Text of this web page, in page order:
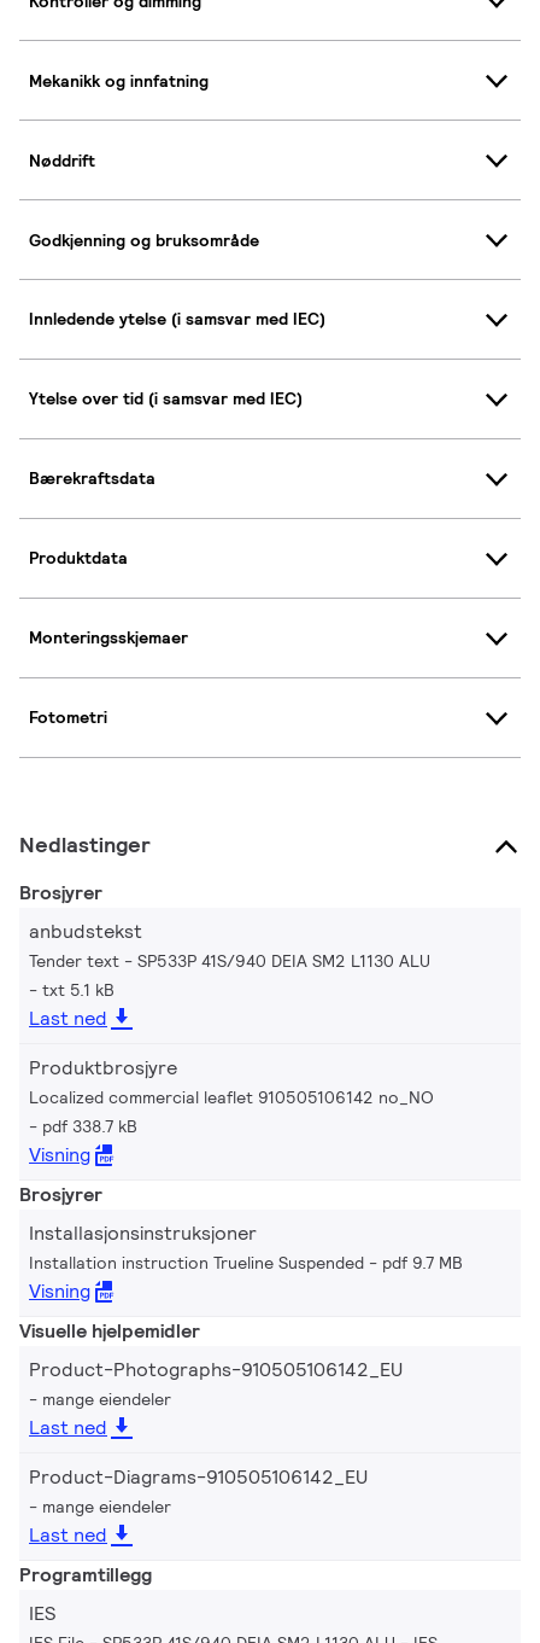
Mekanikk og innfatning
Nøddrift
Godkjenning og bruksområde
Innledende ytelse (i samsvar med IEC)
Ytelse over tid (i samsvar med IEC)
Bærekraftsdata
Produktdata
Monteringsskjemaer
Fotometri
Nedlastinger
Brosjyrer
anbudstekst
Tender text - SP533P 41S/940 DEIA SM2 L1130 ALU
txt 5.1 kB
Last ned
Produktbrosjyre
Localized commercial leaflet 910505106142 no_NO
pdf 338.7 kB
Visning
Brosjyrer
Installasjonsinstruksjoner
Installation instruction Trueline Suspended pdf 9.7 MB
Visning
Visuelle hjelpemidler
Product-Photographs-910505106142_EU
mange eiendeler
Last ned
Product-Diagrams-910505106142_EU
mange eiendeler
Last ned
Programtillegg
IES